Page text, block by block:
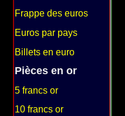
Frappe des euros
Euros par pays
Billets en euro
Pièces en or
5 francs or
10 francs or